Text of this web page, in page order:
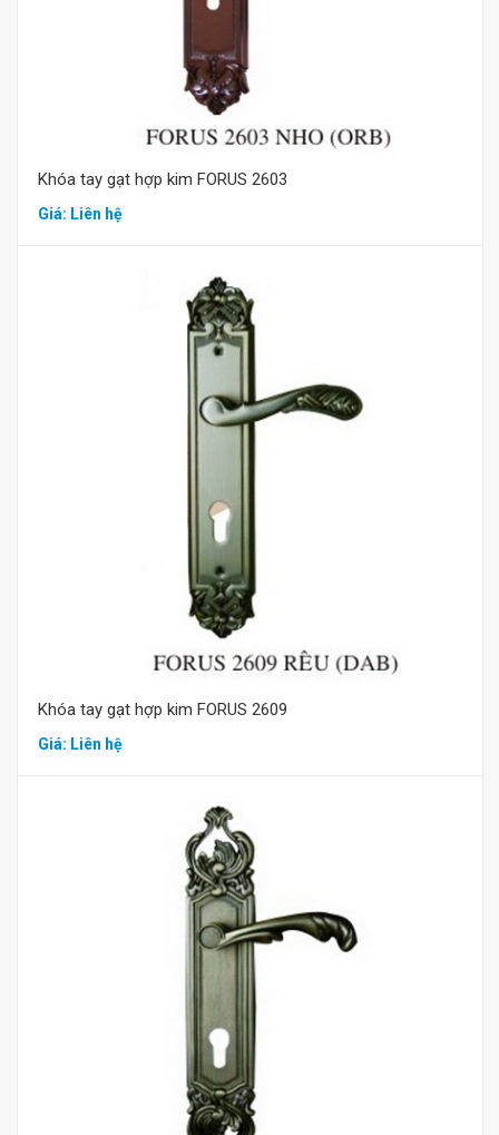
Khóa tay gạt hợp kim FORUS 2603
Giá: Liên hệ
Khóa tay gạt hợp kim FORUS 2609
Giá: Liên hệ
Mua hàng